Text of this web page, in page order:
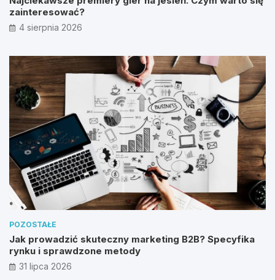
zainteresować?
4 sierpnia 2026
POZOSTAŁE
Jak prowadzić skuteczny marketing B2B? Specyfika
rynku i sprawdzone metody
31 lipca 2026